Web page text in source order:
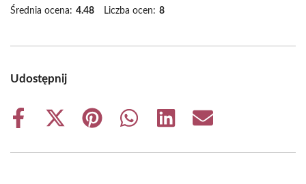
Średnia ocena: 4.48 Liczba ocen: 8
Udostępnij
Share
Share
(Twitter)
Share
Share
Share
Share